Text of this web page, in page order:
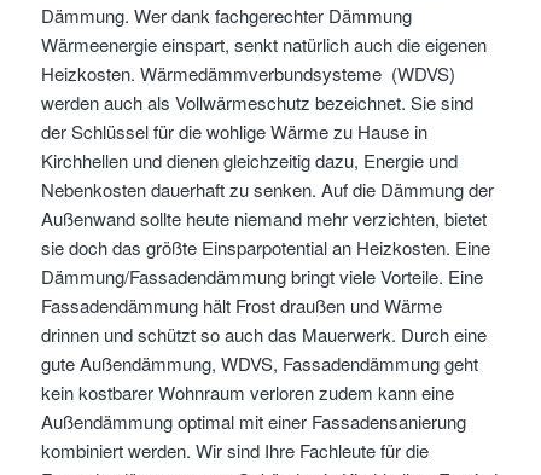
Dämmung. Wer dank fachgerechter Dämmung
Wärmeenergie einspart, senkt natürlich auch die eigenen
Heizkosten. Wärmedämmverbundsysteme (WDVS)
werden auch als Vollwärmeschutz bezeichnet. Sie sind
der Schlüssel für die wohlige Wärme zu Hause in
Kirchhellen und dienen gleichzeitig dazu, Energie und
Nebenkosten dauerhaft zu senken. Auf die Dämmung der
Außenwand sollte heute niemand mehr verzichten, bietet
sie doch das größte Einsparpotential an Heizkosten. Eine
Dämmung/Fassadendämmung bringt viele Vorteile. Eine
Fassadendämmung hält Frost draußen und Wärme
drinnen und schützt so auch das Mauerwerk. Durch eine
gute Außendämmung, WDVS, Fassadendämmung geht
kein kostbarer Wohnraum verloren zudem kann eine
Außendämmung optimal mit einer Fassadensanierung
kombiniert werden. Wir sind Ihre Fachleute für die